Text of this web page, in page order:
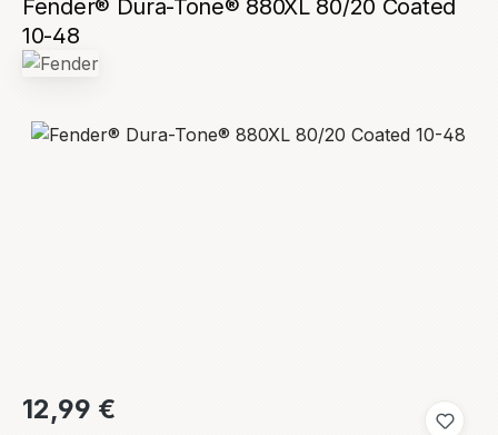
Fender® Dura-Tone® 880XL 80/20 Coated
10-48
Salta la galleria di immagini
Prezzo normale:
12,99 €